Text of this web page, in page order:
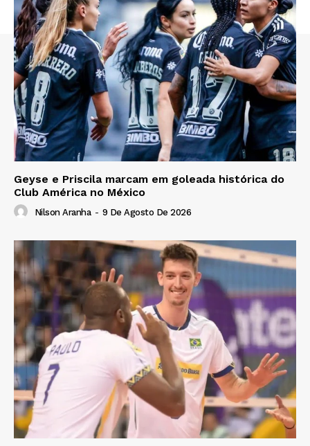
Geyse e Priscila marcam em goleada histórica do
Club América no México
Nilson Aranha - 9 De Agosto De 2026